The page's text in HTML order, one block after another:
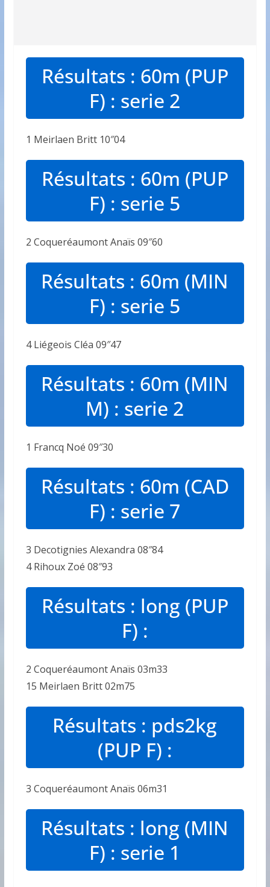
Résultats : 60m (PUP
F) : serie 2
1 Meirlaen Britt 10″04
Résultats : 60m (PUP
F) : serie 5
2 Coqueréaumont Anaïs 09″60
Résultats : 60m (MIN
F) : serie 5
4 Liégeois Cléa 09″47
Résultats : 60m (MIN
M) : serie 2
1 Francq Noé 09″30
Résultats : 60m (CAD
F) : serie 7
3 Decotignies Alexandra 08″84
4 Rihoux Zoé 08″93
Résultats : long (PUP
F) :
2 Coqueréaumont Anaïs 03m33
15 Meirlaen Britt 02m75
Résultats : pds2kg
(PUP F) :
3 Coqueréaumont Anaïs 06m31
Résultats : long (MIN
F) : serie 1